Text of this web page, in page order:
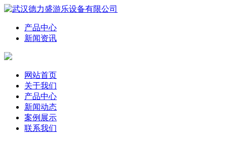
产品中心
新闻资讯
网站首页
关于我们
产品中心
新闻动态
案例展示
联系我们